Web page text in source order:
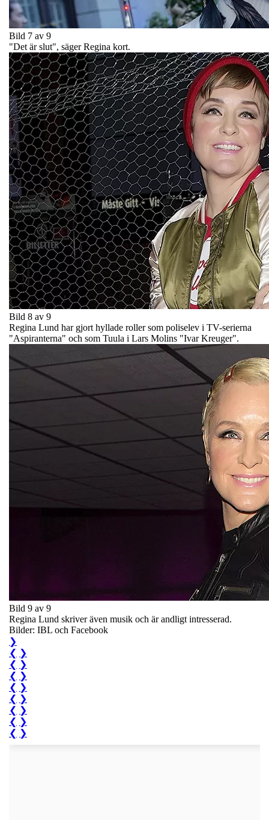
Bild 7 av 9
"Det är slut", säger Regina kort.
Bild 8 av 9
Regina Lund har gjort hyllade roller som poliselev i TV-serierna
"Aspiranterna" och som Tuula i Lars Molins "Ivar Kreuger".
Bild 9 av 9
Regina Lund skriver även musik och är andligt intresserad.
Bilder: IBL och Facebook
❯
❮ ❯
❮ ❯
❮ ❯
❮ ❯
❮ ❯
❮ ❯
❮ ❯
❮ ❯